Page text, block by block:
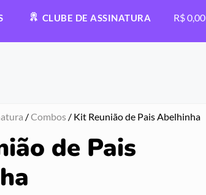
CLUBE DE ASSINATURA R$0,00
/Combos/ Kit Reunião de Pais Abelhinha
de Pais